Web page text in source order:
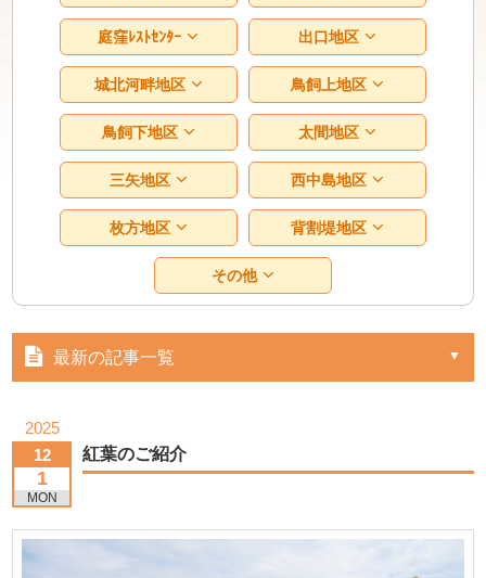
庭窪ﾚｽﾄｾﾝﾀｰ 出口地区
城北河畔地区 鳥飼上地区
鳥飼下地区 太間地区
三矢地区 西中島地区
枚方地区 背割堤地区
その他
最新の記事一覧
2025
12
1
MON
紅葉のご紹介